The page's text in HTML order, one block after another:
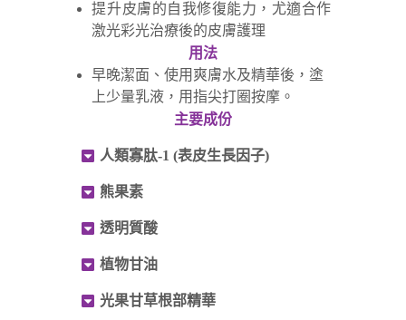
提升皮膚的自我修復能力，尤適合作
激光彩光治療後的皮膚護理
用法
早晚潔面、使用爽膚水及精華後，塗
上少量乳液，用指尖打圈按摩。
主要成份
人類寡肽-1 (表皮生長因子)
熊果素
透明質酸
植物甘油
光果甘草根部精華